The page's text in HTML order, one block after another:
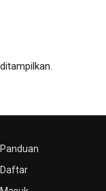
Panduan
Daftar